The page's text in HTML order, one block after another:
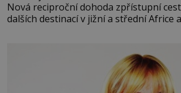
Nová reciproční dohoda zpřístupní
dalších destinací v jižní a střední Africe